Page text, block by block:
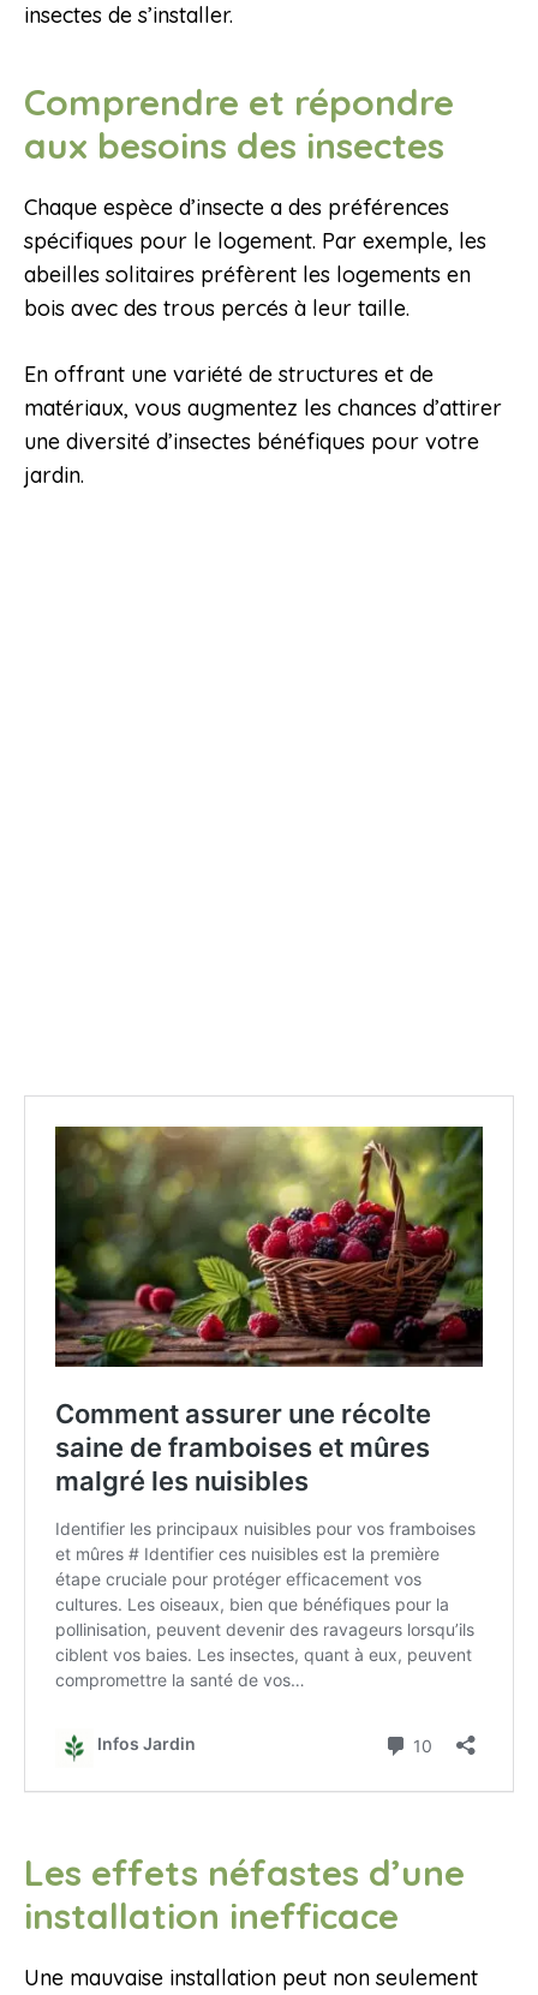
insectes de s’installer.
Comprendre et répondre
aux besoins des insectes
Chaque espèce d’insecte a des préférences
spécifiques pour le logement. Par exemple, les
abeilles solitaires préfèrent les logements en
bois avec des trous percés à leur taille.
En offrant une variété de structures et de
matériaux, vous augmentez les chances d’attirer
une diversité d’insectes bénéfiques pour votre
jardin.
Les effets néfastes d’une
installation inefficace
Une mauvaise installation peut non seulement